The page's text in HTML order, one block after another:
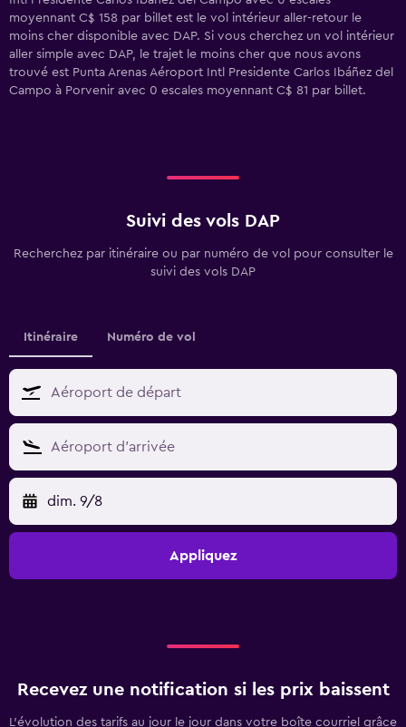
moyennant C$ 158 par billet est le vol intérieur aller-retour le
moins cher disponible avec DAP. Si vous cherchez un vol intérieur
aller simple avec DAP, le trajet le moins cher que nous avons
trouvé est Punta Arenas Aéroport Intl Presidente Carlos Ibáñez del
Campo à Porvenir avec 0 escales moyennant C$ 81 par billet.
Suivi des vols DAP
Recherchez par itinéraire ou par numéro de vol pour consulter le
suivi des vols DAP
Itinéraire Numéro de vol
dim. 9/8
Appliquez
Recevez une notification si les prix baissent
L’évolution des tarifs au jour le jour dans votre boîte courriel grâce